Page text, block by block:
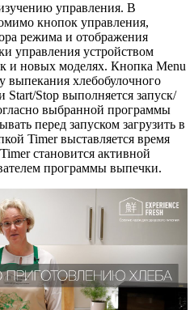
управления. В
кнопок управления,
режима и отображения
управления устройством
и новых моделях. Кнопка Menu
выпекания хлебобулочного
Stop выполняется запуск/
выбранной программы
перед запуском загрузить в
Timer выставляется время
становится активной
программы выпечки.